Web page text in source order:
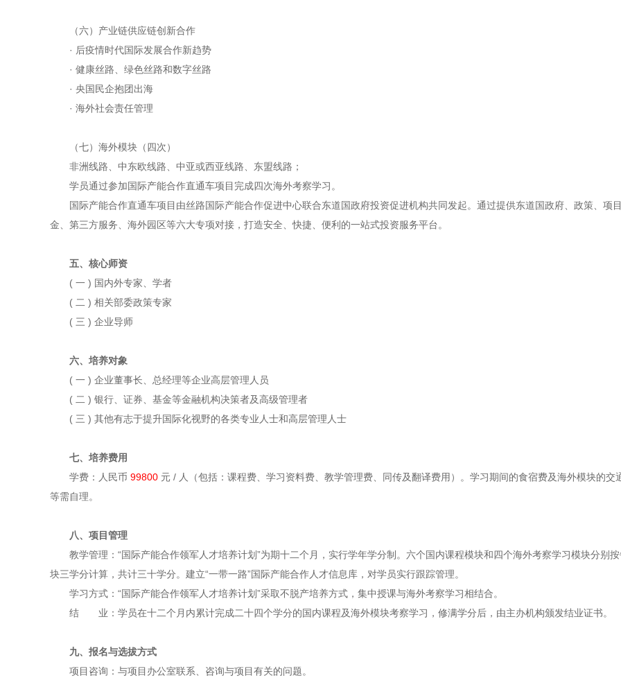
（六）产业链供应链创新合作
· 后疫情时代国际发展合作新趋势
· 健康丝路、绿色丝路和数字丝路
· 央国民企抱团出海
· 海外社会责任管理
（七）海外模块（四次）
非洲线路、中东欧线路、中亚或西亚线路、东盟线路；
学员通过参加国际产能合作直通车项目完成四次海外考察学习。
国际产能合作直通车项目由丝路国际产能合作促进中心联合东道国政府投资促进机构共同发起。通过提供东道国政府、政策、项
金、第三方服务、海外园区等六大专项对接，打造安全、快捷、便利的一站式投资服务平台。
五、核心师资
( 一 ) 国内外专家、学者
( 二 ) 相关部委政策专家
( 三 ) 企业导师
六、培养对象
( 一 ) 企业董事长、总经理等企业高层管理人员
( 二 ) 银行、证券、基金等金融机构决策者及高级管理者
( 三 ) 其他有志于提升国际化视野的各类专业人士和高层管理人士
七、培养费用
学费：人民币 99800 元 / 人（包括：课程费、学习资料费、教学管理费、同传及翻译费用）。学习期间的食宿费及海外模块的交
等需自理。
八、项目管理
教学管理：“国际产能合作领军人才培养计划”为期十二个月，实行学年学分制。六个国内课程模块和四个海外考察学习模块分别
块三学分计算，共计三十学分。建立“一带一路”国际产能合作人才信息库，对学员实行跟踪管理。
学习方式：“国际产能合作领军人才培养计划”采取不脱产培养方式，集中授课与海外考察学习相结合。
结 业：学员在十二个月内累计完成二十四个学分的国内课程及海外模块考察学习，修满学分后，由主办机构颁发结业证书。
九、报名与选拔方式
项目咨询：与项目办公室联系、咨询与项目有关的问题。